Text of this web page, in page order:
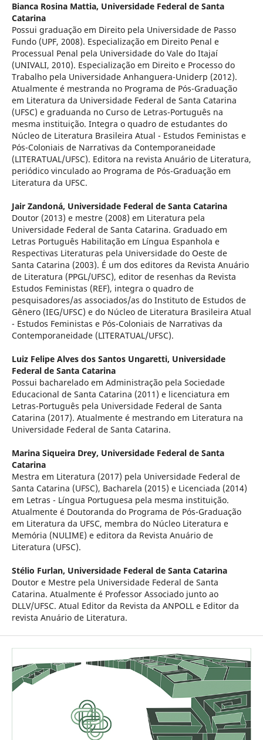
Bianca Rosina Mattia, Universidade Federal de Santa
Catarina
Possui graduação em Direito pela Universidade de Passo
Fundo (UPF, 2008). Especialização em Direito Penal e
Processual Penal pela Universidade do Vale do Itajaí
(UNIVALI, 2010). Especialização em Direito e Processo do
Trabalho pela Universidade Anhanguera-Uniderp (2012).
Atualmente é mestranda no Programa de Pós-Graduação
em Literatura da Universidade Federal de Santa Catarina
(UFSC) e graduanda no Curso de Letras-Português na
mesma instituição. Integra o quadro de estudantes do
Núcleo de Literatura Brasileira Atual - Estudos Feministas e
Pós-Coloniais de Narrativas da Contemporaneidade
(LITERATUAL/UFSC). Editora na revista Anuário de Literatura,
periódico vinculado ao Programa de Pós-Graduação em
Literatura da UFSC.
Jair Zandoná, Universidade Federal de Santa Catarina
Doutor (2013) e mestre (2008) em Literatura pela
Universidade Federal de Santa Catarina. Graduado em
Letras Português Habilitação em Língua Espanhola e
Respectivas Literaturas pela Universidade do Oeste de
Santa Catarina (2003). É um dos editores da Revista Anuário
de Literatura (PPGL/UFSC), editor de resenhas da Revista
Estudos Feministas (REF), integra o quadro de
pesquisadores/as associados/as do Instituto de Estudos de
Gênero (IEG/UFSC) e do Núcleo de Literatura Brasileira Atual
- Estudos Feministas e Pós-Coloniais de Narrativas da
Contemporaneidade (LITERATUAL/UFSC).
Luiz Felipe Alves dos Santos Ungaretti, Universidade
Federal de Santa Catarina
Possui bacharelado em Administração pela Sociedade
Educacional de Santa Catarina (2011) e licenciatura em
Letras-Português pela Universidade Federal de Santa
Catarina (2017). Atualmente é mestrando em Literatura na
Universidade Federal de Santa Catarina.
Marina Siqueira Drey, Universidade Federal de Santa
Catarina
Mestra em Literatura (2017) pela Universidade Federal de
Santa Catarina (UFSC), Bacharela (2015) e Licenciada (2014)
em Letras - Língua Portuguesa pela mesma instituição.
Atualmente é Doutoranda do Programa de Pós-Graduação
em Literatura da UFSC, membra do Núcleo Literatura e
Memória (NULIME) e editora da Revista Anuário de
Literatura (UFSC).
Stélio Furlan, Universidade Federal de Santa Catarina
Doutor e Mestre pela Universidade Federal de Santa
Catarina. Atualmente é Professor Associado junto ao
DLLV/UFSC. Atual Editor da Revista da ANPOLL e Editor da
revista Anuário de Literatura.